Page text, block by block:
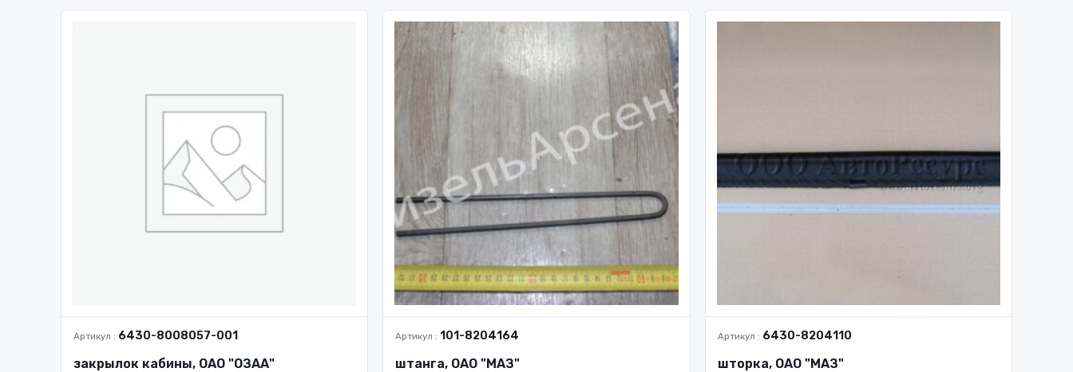
Артикул : 6430-8008057-001
закрылок кабины, ОАО "ОЗАА"
Артикул :101-8204164
штанга, ОАО "МАЗ"
Артикул : 6430-8204110
шторка, ОАО "МАЗ"